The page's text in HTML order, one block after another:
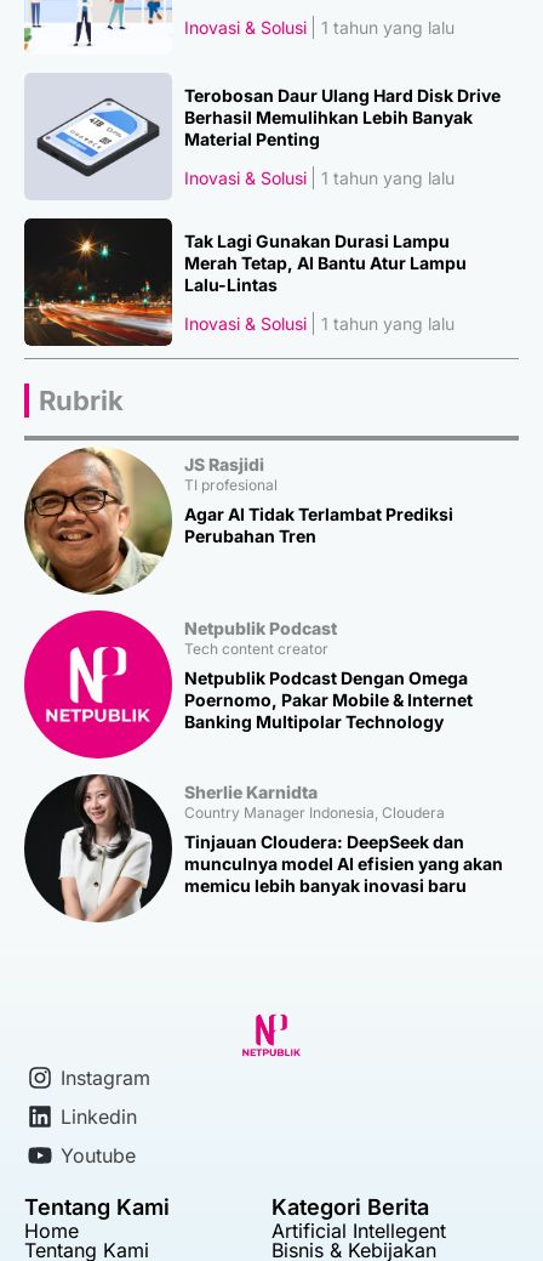
Inovasi & Solusi 1 tahun yang lalu
Terobosan Daur Ulang Hard Disk Drive
Berhasil Memulihkan Lebih Banyak
Material Penting
Inovasi & Solusi
1 tahun yang lalu
Tak Lagi Gunakan Durasi Lampu
Merah Tetap, AI Bantu Atur Lampu
Lalu-Lintas
Inovasi & Solusi
1 tahun yang lalu
Rubrik
JS Rasjidi
TI profesional
Agar AI Tidak Terlambat Prediksi
Perubahan Tren
Netpublik Podcast
Tech content creator
Netpublik Podcast Dengan Omega
Poernomo, Pakar Mobile & Internet
Banking Multipolar Technology
Sherlie Karnidta
Country Manager Indonesia, Cloudera
Tinjauan Cloudera: DeepSeek dan
munculnya model AI efisien yang akan
memicu lebih banyak inovasi baru
Instagram
Linkedin
Youtube
Tentang Kami
Home
Tentang Kami
Kategori Berita
Artificial Intellegent
Bisnis & Kebijakan